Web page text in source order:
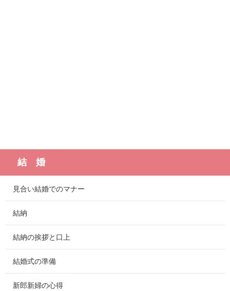
結 婚
見合い結婚でのマナー
結納
結納の挨拶と口上
結婚式の準備
新郎新婦の心得